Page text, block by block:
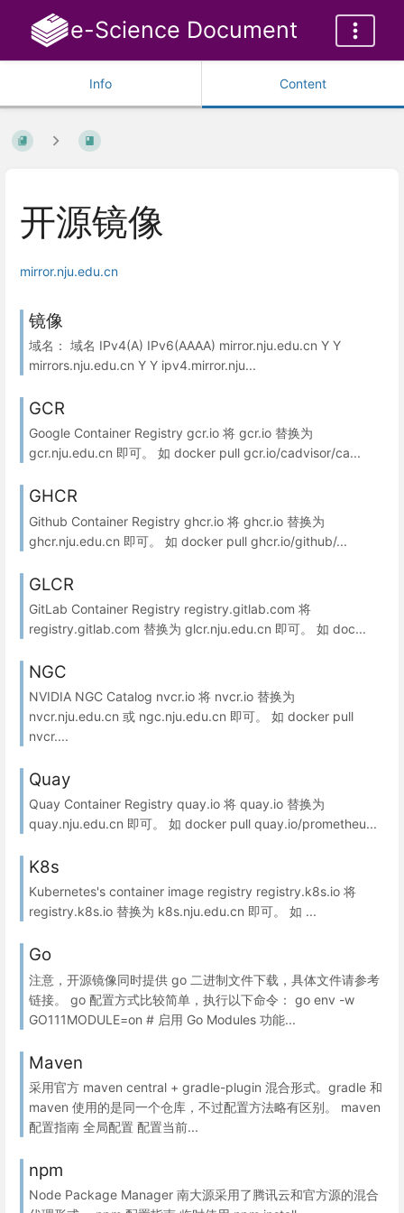
e-Science Document
Info Content
开源镜像
mirror.nju.edu.cn
镜像
域名： 域名 IPv4(A) IPv6(AAAA) mirror.nju.edu.cn Y Y
mirrors.nju.edu.cn Y Y ipv4.mirror.nju...
GCR
Google Container Registry gcr.io 将 gcr.io 替换为
gcr.nju.edu.cn 即可。 如 docker pull gcr.io/cadvisor/ca...
GHCR
Github Container Registry ghcr.io 将 ghcr.io 替换为
ghcr.nju.edu.cn 即可。 如 docker pull ghcr.io/github/...
GLCR
GitLab Container Registry registry.gitlab.com 将
registry.gitlab.com 替换为 glcr.nju.edu.cn 即可。 如 doc...
NGC
NVIDIA NGC Catalog nvcr.io 将 nvcr.io 替换为
nvcr.nju.edu.cn 或 ngc.nju.edu.cn 即可。 如 docker pull
nvcr....
Quay
Quay Container Registry quay.io 将 quay.io 替换为
quay.nju.edu.cn 即可。 如 docker pull quay.io/prometheu...
K8s
Kubernetes's container image registry registry.k8s.io 将
registry.k8s.io 替换为 k8s.nju.edu.cn 即可。 如 ...
Go
注意，开源镜像同时提供 go 二进制文件下载，具体文件请参考
链接。 go 配置方式比较简单，执行以下命令： go env -w
GO111MODULE=on # 启用 Go Modules 功能...
Maven
采用官方 maven central + gradle-plugin 混合形式。gradle 和
maven 使用的是同一个仓库，不过配置方法略有区别。 maven
配置指南 全局配置 配置当前...
npm
Node Package Manager 南大源采用了腾讯云和官方源的混合